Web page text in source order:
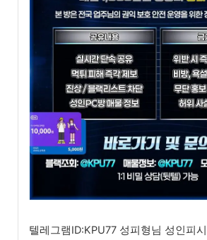
텔레그램ID:KPU77 성피형님 성인피